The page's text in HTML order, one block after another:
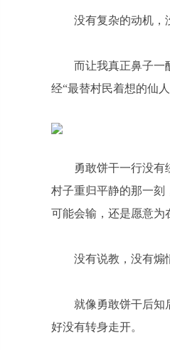
没有复杂的动机，
而让我真正鼻子一
经“最替村民着想的仙
勇敢饼干一行没
村子重归平静的那一刻
可能会输，还是愿意为
没有说教，没有煽
就像勇敢饼干后
好没有转身走开。